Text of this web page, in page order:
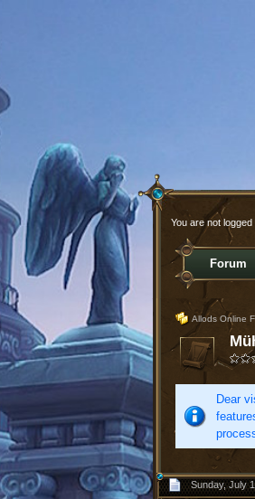
You are not logged
Forum
Allods Online
Dear
Sunday, July